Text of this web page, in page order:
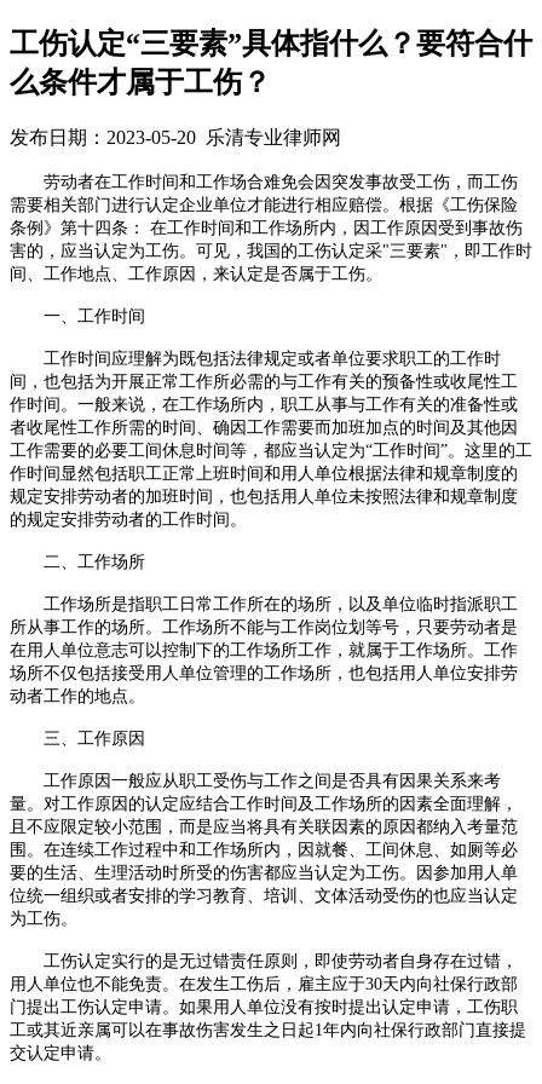
工伤认定“三要素”具体指什么？要符合什
么条件才属于工伤？
发布日期：2023-05-20 乐清专业律师网
劳动者在工作时间和工作场合难免会因突发事故受工伤，而工伤
需要相关部门进行认定企业单位才能进行相应赔偿。根据《工伤保险
条例》第十四条：
在工作时间和工作场所内，因工作原因受到事故伤
害的，应当认定为工伤。可见，我国的工伤认定采"三要素" ，即工作时
间、工作地点、工作原因，来认定是否属于工伤。
一、工作时间
工作时间应理解为既包括法律规定或者单位要求职工的工作时
间，也包括为开展正常工作所必需的与工作有关的预备性或收尾性工
作时间。一般来说，在工作场所内，职工从事与工作有关的准备性或
者收尾性工作所需的时间、确因工作需要而加班加点的时间及其他因
工作需要的必要工间休息时间等，都应当认定为“工作时间”。这里的工
作时间显然包括职工正常上班时间和用人单位根据法律和规章制度的
规定安排劳动者的加班时间，也包括用人单位未按照法律和规章制度
的规定安排劳动者的工作时间。
二、工作场所
工作场所是指职工日常工作所在的场所，以及单位临时指派职工
所从事工作的场所。工作场所不能与工作岗位划等号，只要劳动者是
在用人单位意志可以控制下的工作场所工作，就属于工作场所。工作
场所不仅包括接受用人单位管理的工作场所，也包括用人单位安排劳
动者工作的地点。
三、工作原因
工作原因一般应从职工受伤与工作之间是否具有因果关系来考
量。对工作原因的认定应结合工作时间及工作场所的因素全面理解，
且不应限定较小范围，而是应当将具有关联因素的原因都纳入考量范
围。在连续工作过程中和工作场所内，因就餐、工间休息、如厕等必
要的生活、生理活动时所受的伤害都应当认定为工伤。因参加用人单
位统一组织或者安排的学习教育、培训、文体活动受伤的也应当认定
为工伤。
工伤认定实行的是无过错责任原则，即使劳动者自身存在过错，
用人单位也不能免责。在发生工伤后，雇主应于30天内向社保行政部
门提出工伤认定申请。如果用人单位没有按时提出认定申请，工伤职
工或其近亲属可以在事故伤害发生之日起1 年内向社保行政部门直接提
交认定申请。